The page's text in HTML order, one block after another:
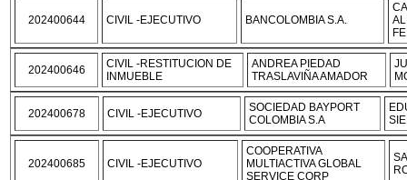
202400644 CIVIL -EJECUTIVO BANCOLOMBIA S.A.
202400646
CIVIL -RESTITUCION DE
INMUEBLE
ANDREA PIEDAD
TRASLAVIÑA AMADOR
202400678 CIVIL -EJECUTIVO
SOCIEDAD BAYPORT
COLOMBIA S.A
202400685 CIVIL -EJECUTIVO
COOPERATIVA
MULTIACTIVA GLOBAL
SERVICE CORP